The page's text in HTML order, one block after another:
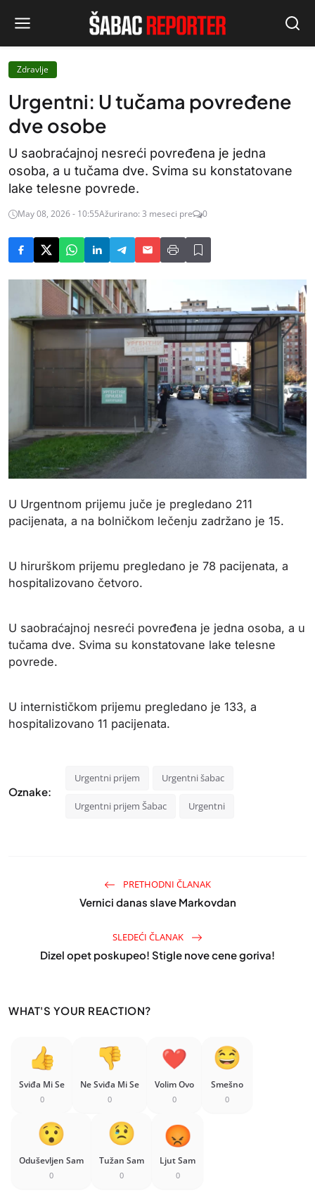
Zdravlje
Urgentni: U tučama povređene
dve osobe
U saobraćajnoj nesreći povređena je jedna
osoba, a u tučama dve. Svima su konstatovane
lake telesne povrede.
May 08, 2026 - 10:55Ažurirano: 3 meseci pre 0
U Urgentnom prijemu juče je pregledano 211
pacijenata, a na bolničkom lečenju zadržano je 15.
U hirurškom prijemu pregledano je 78 pacijenata, a
hospitalizovano četvoro.
U saobraćajnoj nesreći povređena je jedna osoba, a u
tučama dve. Svima su konstatovane lake telesne
povrede.
U internističkom prijemu pregledano je 133, a
hospitalizovano 11 pacijenata.
Oznake:
Urgentni prijem Urgentni šabac
Urgentni prijem Šabac Urgentni
PRETHODNI ČLANAK
Vernici danas slave Markovdan
SLEDEĆI ČLANAK
Dizel opet poskupeo! Stigle nove cene goriva!
WHAT'S YOUR REACTION?
Sviđa Mi Se
0
Ne Sviđa Mi Se
0
Volim Ovo
0
Smešno
0
Oduševljen Sam
0
Tužan Sam
0
Ljut Sam
0